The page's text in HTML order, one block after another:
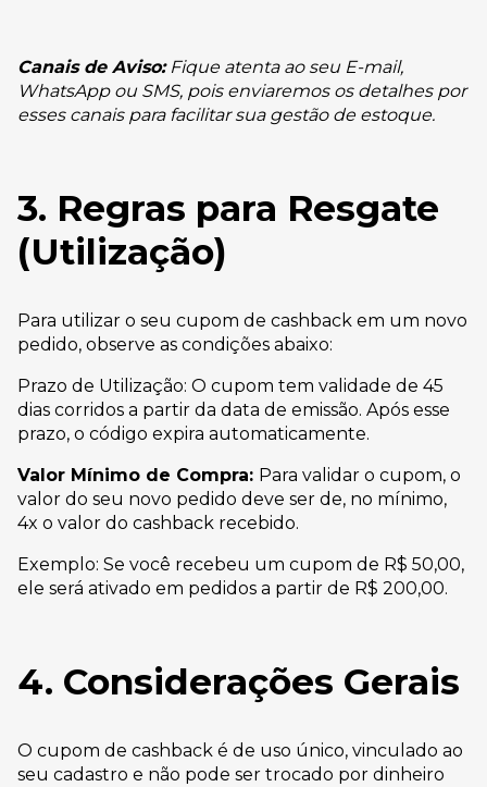
Canais de Aviso:Fique atenta ao seu E-mail,
WhatsApp ou SMS, pois enviaremos os detalhes por
esses canais para facilitar sua gestão de estoque.
3. Regras para Resgate
(Utilização)
Para utilizar o seu cupom de cashback em um novo
pedido, observe as condições abaixo:
Prazo de Utilização: O cupom tem validade de 45
dias corridos a partir da data de emissão. Após esse
prazo, o código expira automaticamente.
Valor Mínimo de Compra: Para validar o cupom, o
valor do seu novo pedido deve ser de, no mínimo,
4x o valor do cashback recebido.
Exemplo: Se você recebeu um cupom de R$ 50,00,
ele será ativado em pedidos a partir de R$ 200,00.
4. Considerações Gerais
O cupom de cashback é de uso único, vinculado ao
seu cadastro e não pode ser trocado por dinheiro